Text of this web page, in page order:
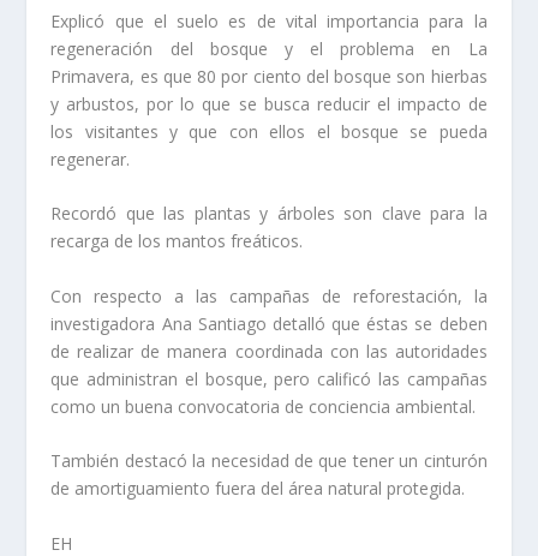
Explicó que el suelo es de vital importancia para la
regeneración del bosque y el problema en La
Primavera, es que 80 por ciento del bosque son hierbas
y arbustos, por lo que se busca reducir el impacto de
los visitantes y que con ellos el bosque se pueda
regenerar.
Recordó que las plantas y árboles son clave para la
recarga de los mantos freáticos.
Con respecto a las campañas de reforestación, la
investigadora Ana Santiago detalló que éstas se deben
de realizar de manera coordinada con las autoridades
que administran el bosque, pero calificó las campañas
como un buena convocatoria de conciencia ambiental.
También destacó la necesidad de que tener un cinturón
de amortiguamiento fuera del área natural protegida.
EH